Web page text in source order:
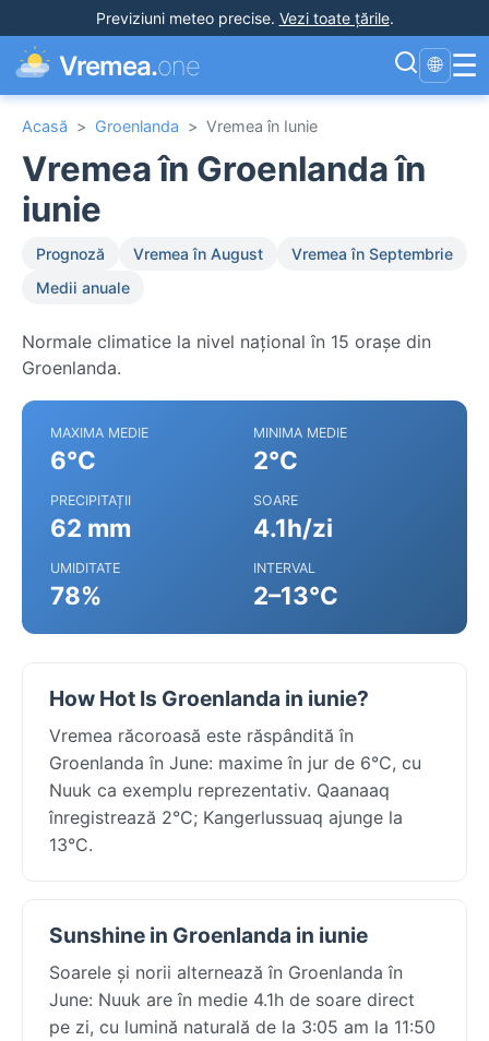
Previziuni meteo precise. Vezi toate țările.
Vremea.one 🌐 ☰
Acasă > Groenlanda > Vremea în Iunie
Vremea în Groenlanda în
iunie
Prognoză Vremea în August
Vremea în Septembrie
Medii anuale
Normale climatice la nivel național în 15 orașe din
Groenlanda.
MAXIMA MEDIE
6°C
MINIMA MEDIE
2°C
PRECIPITAȚII
62 mm
SOARE
4.1h/zi
UMIDITATE
78%
INTERVAL
2–13°C
How Hot Is Groenlanda in iunie?
Vremea răcoroasă este răspândită în
Groenlanda în June: maxime în jur de 6°C, cu
Nuuk ca exemplu reprezentativ. Qaanaaq
înregistrează 2°C; Kangerlussuaq ajunge la
13°C.
Sunshine in Groenlanda in iunie
Soarele și norii alternează în Groenlanda în
June: Nuuk are în medie 4.1h de soare direct
pe zi, cu lumină naturală de la 3:05 am la 11:50